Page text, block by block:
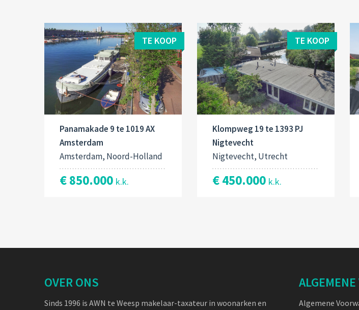
TE KOOP
Panamakade 9 te 1019 AX
Amsterdam
Amsterdam, Noord-Holland
€ 850.000 k.k.
TE KOOP
Klompweg 19 te 1393 PJ
Nigtevecht
Nigtevecht, Utrecht
€ 450.000 k.k.
OVER ONS
Sinds 1996 is AWN te Weesp makelaar-taxateur in woonarken en
Algemene